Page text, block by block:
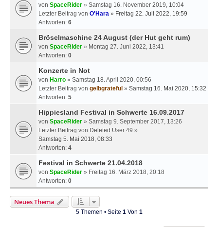
von SpaceRider » Samstag 16. November 2019, 10:04
Letzter Beitrag von O'Hara » Freitag 22. Juli 2022, 19:59
Antworten: 6
Bröselmaschine 24 August (der Hut geht rum)
von SpaceRider » Montag 27. Juni 2022, 13:41
Antworten: 0
Konzerte in Not
von Harro » Samstag 18. April 2020, 00:56
Letzter Beitrag von gelbgrateful » Samstag 16. Mai 2020, 15:32
Antworten: 5
Hippiesland Festival in Schwerte 16.09.2017
von SpaceRider » Samstag 9. September 2017, 13:26
Letzter Beitrag von Deleted User 49 »
Samstag 5. Mai 2018, 08:33
Antworten: 4
Festival in Schwerte 21.04.2018
von SpaceRider » Freitag 16. März 2018, 20:18
Antworten: 0
Neues Thema
5 Themen • Seite 1Von 1